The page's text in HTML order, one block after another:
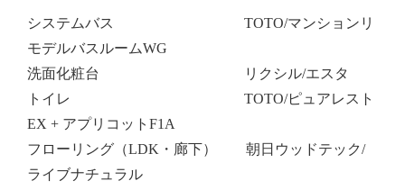
システムバス TOTO/マンションリ
モデルバスルームWG
洗面化粧台 リクシル/エスタ
トイレ TOTO/ピュアレスト
EX + アプリコットF1A
フローリング（LDK・廊下） 朝日ウッドテック/
ライブナチュラル